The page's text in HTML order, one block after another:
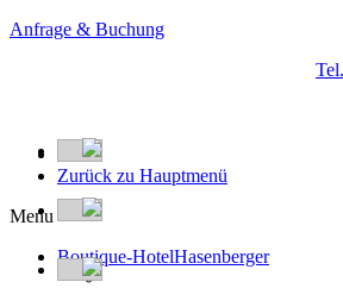
Anfrage & Buchung
Zurück zu Hauptmenü
Menu
Boutique-HotelHasenberger